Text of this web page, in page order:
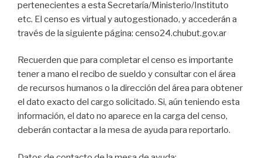
pertenecientes a esta Secretaría/Ministerio/Instituto
etc. El censo es virtual y autogestionado, y accederán a
través de la siguiente página: censo24.chubut.gov.ar
Recuerden que para completar el censo es importante
tener a mano el recibo de sueldo y consultar con el área
de recursos humanos o la dirección del área para obtener
el dato exacto del cargo solicitado. Si, aún teniendo esta
información, el dato no aparece en la carga del censo,
deberán contactar a la mesa de ayuda para reportarlo.